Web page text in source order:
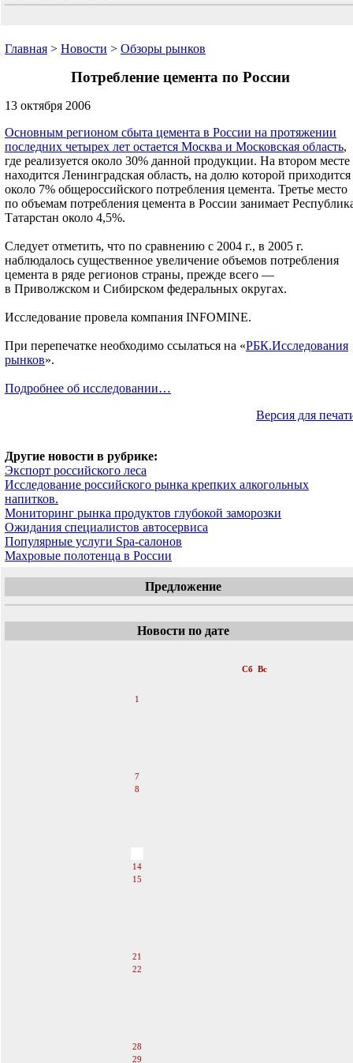
Главная > Новости > Обзоры рынков
Потребление цемента по России
13 октября 2006
Основным регионом сбыта цемента в России на протяжении
последних четырех лет остается Москва и Московская область,
где реализуется около 30% данной продукции. На втором месте
находится Ленинградская область, на долю которой приходится
около 7% общероссийского потребления цемента. Третье место
по объемам потребления цемента в России занимает
Татарстан около 4,5%.
Следует отметить, что по сравнению с 2004 г., в 2005 г.
наблюдалось существенное увеличение объемов потребления
цемента в ряде регионов страны, прежде всего —
в Приволжском и Сибирском федеральных округах.
Исследование провела компания INFOMINE.
При перепечатке необходимо ссылаться на «РБК.Исследования
рынков».
Подробнее об исследовании…
Версия для
Другие новости в рубрике:
Экспорт российского леса
Исследование российского рынка крепких алкогольных
напитков.
Мониторинг рынка продуктов глубокой заморозки
Ожидания специалистов автосервиса
Популярные услуги Spa-салонов
Махровые полотенца в России
Предложение
Новости по дате
Сб Вс
1
7
8
14
15
21
22
28
29